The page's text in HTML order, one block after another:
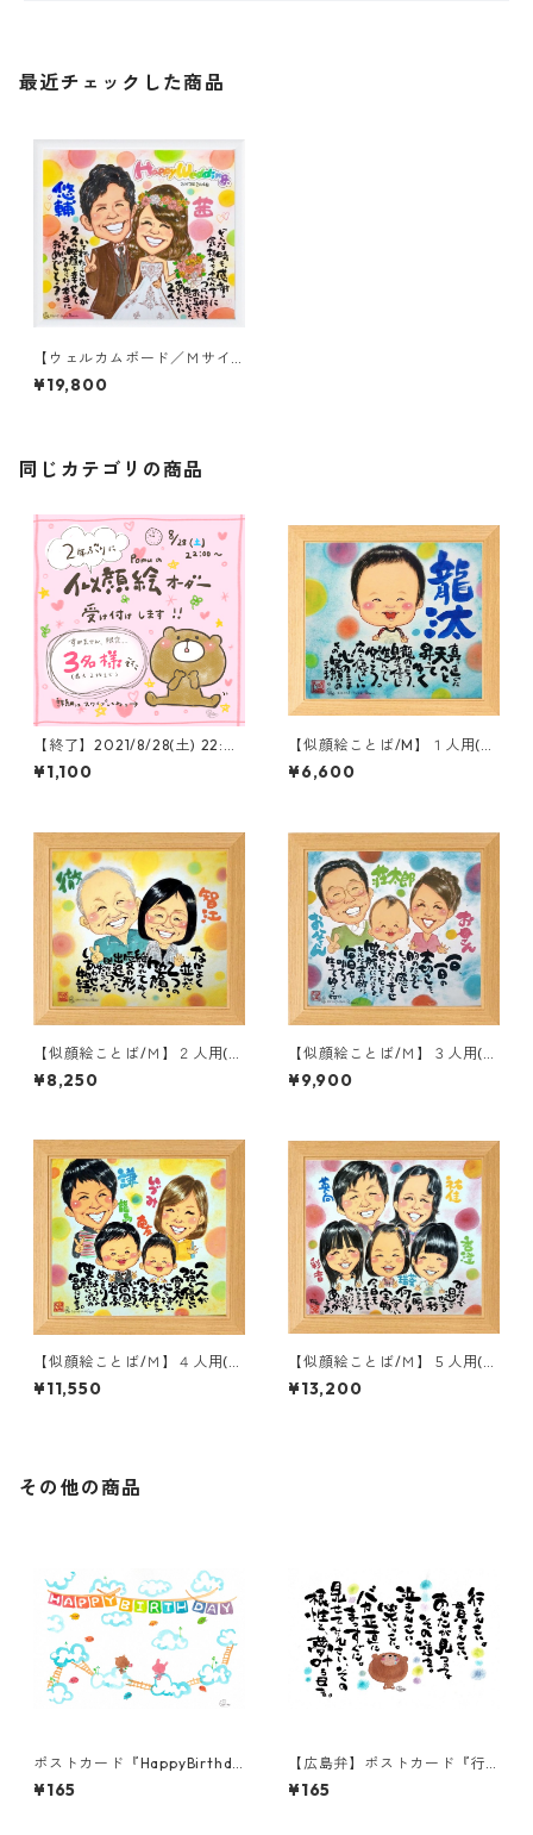
最近チェックした商品
【ウェルカムボード／Ｍサイ
ズ】(額付き)
¥19,800
同じカテゴリの商品
【終了】2021/8/28(土) 22:0
0〜 限定３名様 オーダー受け
付けます。】
¥1,100
【似顔絵ことば/M】１人用(額
付き)
¥6,600
【似顔絵ことば/Ｍ】２人用(額
付き)
¥8,250
【似顔絵ことば/Ｍ】３人用(額
付き)
¥9,900
【似顔絵ことば/Ｍ】４人用(額
付き)
¥11,550
【似顔絵ことば/Ｍ】５人用(額
つき)
¥13,200
その他の商品
ポストカード『HappyBirthda
y(くも)』
¥165
【広島弁】ポストカード『行
きんさい。貫きんさ
い。・・・』
¥165